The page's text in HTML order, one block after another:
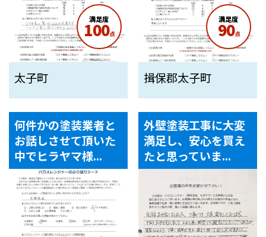
満足度
100点
太子町
満足度
90点
揖保郡太子町
何件かの塗装業者と
お話しさせて頂いた
中でヒラヤマ様...
外壁塗装工事に大変
満足し、安心を買え
たと思っていま...